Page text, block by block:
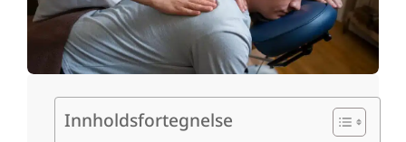
Innholdsfortegnelse